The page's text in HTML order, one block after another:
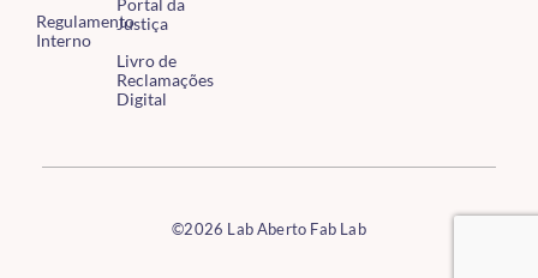
Regulamento
Interno
Justiça
Livro de
Reclamações
Digital
©2026 Lab Aberto Fab Lab